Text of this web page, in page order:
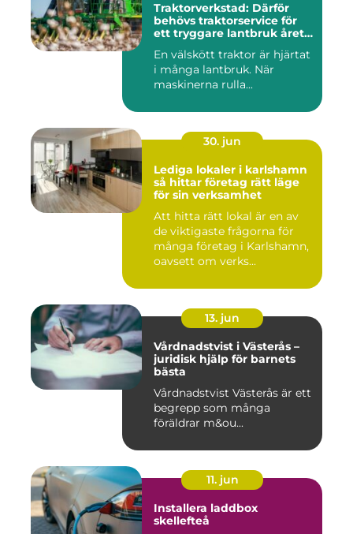
Traktorverkstad: Därför
behövs traktorservice för
ett tryggare lantbruk året
En välskött traktor är hjärtat
i många lantbruk. När
maskinerna rulla...
30. jun
Lediga lokaler i karlshamn
så hittar företag rätt läge
för sin verksamhet
Att hitta rätt lokal är en av
de viktigaste frågorna för
många företag i Karlshamn,
oavsett om verks...
13. jun
Vårdnadstvist i Västerås –
juridisk hjälp för barnets
bästa
Vårdnadstvist Västerås är ett
begrepp som många
föräldrar m&ou...
11. jun
Installera laddbox
skellefteå